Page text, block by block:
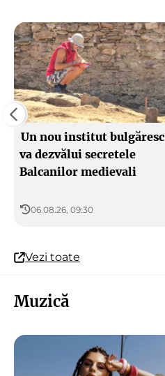
Un nou institut bulgăresc
va dezvălui secretele
Balcanilor medievali
06.08.26, 09:30
Vezi toate
Muzică